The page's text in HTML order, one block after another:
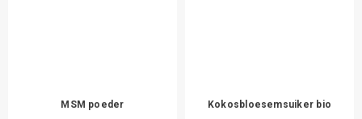
MSM poeder Kokosbloesemsuiker bio